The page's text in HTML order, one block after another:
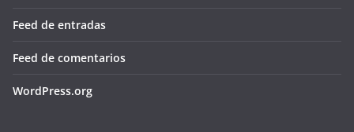
Feed de entradas
Feed de comentarios
WordPress.org